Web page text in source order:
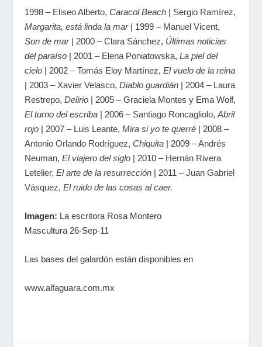
1998 – Eliseo Alberto,Caracol Beach | Sergio Ramírez,
Margarita, está linda la mar| 1999 – Manuel Vicent,
Son de mar| 2000 –Clara Sánchez, Últimas noticias
del paraíso | 2001 – Elena Poniatowska,La piel del
cielo | 2002 –Tomás Eloy Martínez,El vuelo de la reina
| 2003 – Xavier Velasco,Diablo guardián | 2004 – Laura
Restrepo,Delirio | 2005 – Graciela Montes y Ema Wolf,
El turno del escriba | 2006 – Santiago Roncagliolo,Abril
rojo | 2007 – Luis Leante,Mira si yo te querré | 2008 –
Antonio Orlando Rodríguez,Chiquita | 2009 –Andrés
Neuman,El viajero del siglo | 2010 – Hernán Rivera
Letelier, El arte de la resurrección | 2011 –Juan Gabriel
Vásquez, El ruido de las cosas al caer.
Imagen: La escritora Rosa Montero
Mascultura 26-Sep-11
Las bases del galardón están disponibles en
www.alfaguara.com.mx